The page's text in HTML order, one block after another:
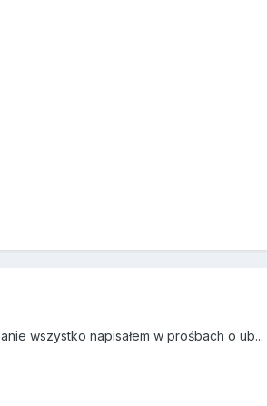
wszystko napisałem w prośbach o ub...